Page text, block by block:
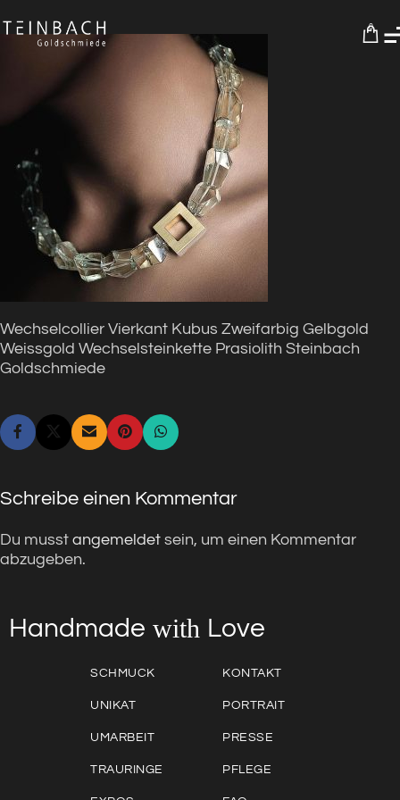
0
Wechselcollier Vierkant Kubus Zweifarbig Gelbgold
Weissgold Wechselsteinkette Prasiolith Steinbach
Goldschmiede
Schreibe einen Kommentar
Du musst angemeldet sein, um einen Kommentar
abzugeben.
Handmade with Love
SCHMUCK
UNIKAT
UMARBEIT
TRAURINGE
KONTAKT
PORTRAIT
PRESSE
PFLEGE